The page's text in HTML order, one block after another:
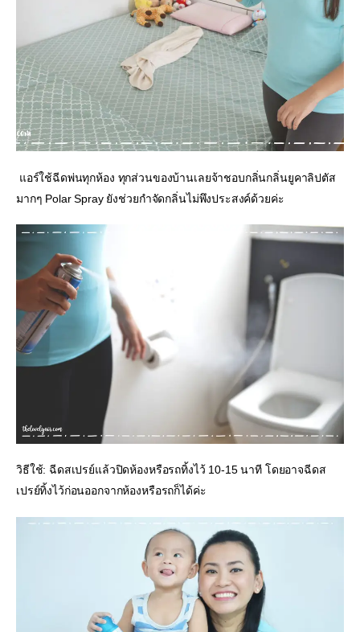
แอร์ใช้ฉีดพ่นทุกห้อง ทุกส่วนของบ้านเลยจ้าชอบกลิ่นกลิ่นยูคาลิปตัส
มากๆ Polar Spray ยังช่วยกำจัดกลิ่นไม่พึงประสงค์ด้วยค่ะ
วิธีใช้: ฉีดสเปรย์แล้วปิดห้องหรือรถทิ้งไว้ 10-15 นาที โดยอาจฉีดส
เปรย์ทิ้งไว้ก่อนออกจากห้องหรือรถก็ได้ค่ะ